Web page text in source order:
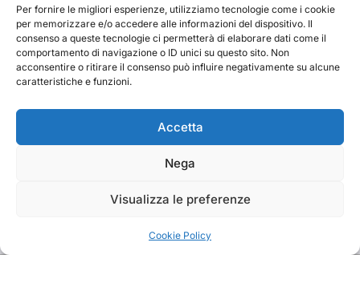
Per fornire le migliori esperienze, utilizziamo tecnologie come i cookie
per memorizzare e/o accedere alle informazioni del dispositivo. Il
consenso a queste tecnologie ci permetterà di elaborare dati come il
comportamento di navigazione o ID unici su questo sito. Non
acconsentire o ritirare il consenso può influire negativamente su alcune
caratteristiche e funzioni.
Accetta
Nega
Visualizza le preferenze
Cookie Policy
Cerca
TRAKS
Dal 2014 musica indipendente ed emergente